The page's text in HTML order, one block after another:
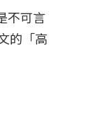
不可言
的「高